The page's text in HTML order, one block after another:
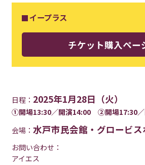
イープラス
チケット購入ペー
日程： 2025年1月28日（火）
①開場13:30／開演14:00 ➁開場17:30／
会場： 水戸市民会館・グロービ
お問い合わせ：
アイエス